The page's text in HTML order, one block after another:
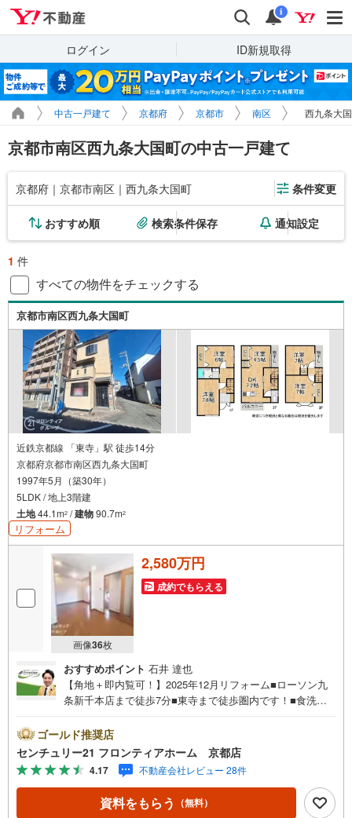
検索 通知
i
ログイン ID新規取得
中古一戸建て 京都府 京都市 南区 西九条大
京都市南区西九条大国町の中古一戸建て
京都府｜京都市南区｜西九条大国町 条件変更
おすすめ順 検索条件保存 通知設定
1 件
すべての物件をチェックする
京都市南区西九条大国町
近鉄京都線 「東寺」駅 徒歩14分
京都府京都市南区西九条大国町
1997年5月（築30年）
5LDK / 地上3階建
土地44.1m2 /建物90.7m2
リフォーム
画像36枚
2,580万円
成約でもらえる
おすすめポイント 石井 達也
【角地＋即内覧可！】2025年12月リフォーム■ローソン九
条新千本店まで徒歩7分■東寺まで徒歩圏内です！■食洗器
く、生活環境が整っております・バルコニーが2箇所あるの
でお布団も干しやすいです・余裕のある間取りでファミリ
ーにも最適です リフォーム内容・クロス全張替・トイレク
ッションフロア、網戸張替・IHコンロ、食洗器新調・イン
ターホン新調 立地・京都市立九条塔南小学校まで徒歩約13
分・京都市立八条中学校まで徒歩約16分 弊社が選ばれる理
ゴールド推奨店
センチュリー21 フロンティアホーム 京都店
4.17 不動産会社レビュー 28件
資料をもらう （無料）